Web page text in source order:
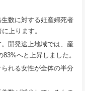
数に対する妊産婦死者
上ります。
開発途上地域では、産
へと上昇しました。
れる女性が全体の半分